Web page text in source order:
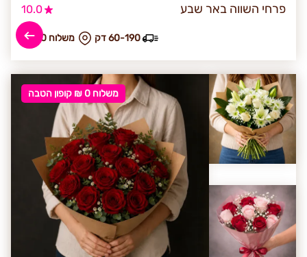
פרחי השווה באר שבע 10.0
₪ משלוח 30 60-190 דק
משלוח 0 ₪ קופון הטבה